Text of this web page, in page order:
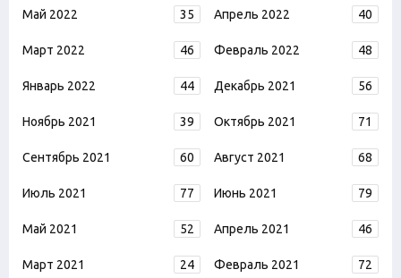
Май 2022 35 Апрель 2022 40
Март 2022 46 Февраль 2022 48
Январь 2022 44 Декабрь 2021 56
Ноябрь 2021 39 Октябрь 2021 71
Сентябрь 2021 60 Август 2021 68
Июль 2021 77 Июнь 2021 79
Май 2021 52 Апрель 2021 46
Март 2021 24 Февраль 2021 72